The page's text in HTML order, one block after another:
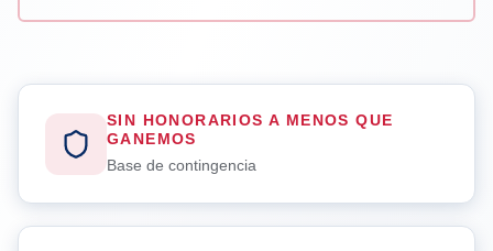
SIN HONORARIOS A MENOS QUE
GANEMOS
Base de contingencia